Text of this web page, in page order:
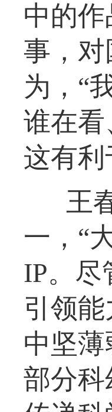
中的
事，对
为，“
谁在
这有利
王
一，“
IP。尽
引领
中坚薄
部分